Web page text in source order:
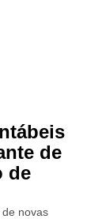
de
de
novas